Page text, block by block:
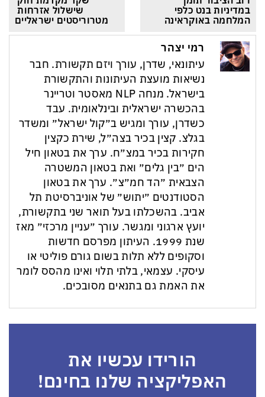
במדיניות בנט כלפי
המלחמה באוקראינה
שישלול אזרחות
מטרוריסטים ישראליים
רמי יצהר
עיתונאי, שדרן, עורך ויזם תקשורת. חבר
נשיאות מועצת העיתונות והתקשורת
בישראל. מנחה NLP מאסטר וטריינר
בהכשרה ישראלית ובינלאומית. עבד
כשדרן, עורך ומגיש ב״קול ישראל״ ומשדר
בגלצ. קצין בכיר בצה״ל, שירת כקצין
חקירות בכיר במצ״ח. ערך את בטאון חיל
הים ״בין גלים״ ואת בטאון המשטרה
הצבאית ״הד חמ״צ״. ערך את בטאון
הסטודנטים ״יתוש״ של אוניברסיטת תל
אביב. בהשכלתו בעל תואר שני בתקשורת,
יועץ ארגוני ומגשר. עורך ״עניין מרכזי״ מאז
שנת 1999. העיתון מפרסם חדשות
וסקופים ללא תלות בשום גורם פוליטי או
עיסקי. עצמאי, בלתי תלוי ואינו מהסס לומר
את האמת גם בתנאים מסובכים.
הורידו עכשיו את
האפליקציה שלנו בחינם!